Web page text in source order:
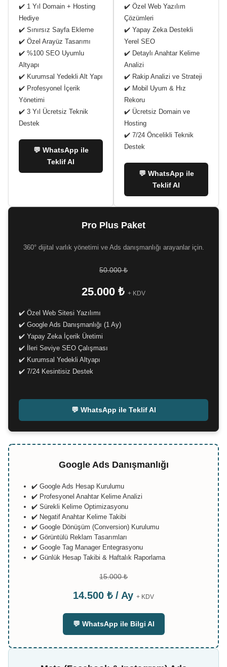
✔️ 1 Yıl Domain + Hosting
Hediye
✔️ Sınırsız Sayfa Ekleme
✔️ Özel Arayüz Tasarımı
✔️ %100 SEO Uyumlu
Altyapı
✔️ Kurumsal Yedekli Alt Yapı
✔️ Profesyonel İçerik
Yönetimi
✔️ 3 Yıl Ücretsiz Teknik
Destek
💬 WhatsApp ile
Teklif Al
✔️ Özel Web Yazılım
Çözümleri
✔️ Yapay Zeka Destekli
Yerel SEO
✔️ Detaylı Anahtar Kelime
Analizi
✔️ Rakip Analizi ve Strateji
✔️ Mobil Uyum & Hız
Rekoru
✔️ Ücretsiz Domain ve
Hosting
✔️ 7/24 Öncelikli Teknik
Destek
💬 WhatsApp ile
Teklif Al
Pro Plus Paket
360° dijital varlık yönetimi ve Ads danışmanlığı arayanlar için.
50.000 ₺
25.000 ₺ + KDV
✔️ Özel Web Sitesi Yazılımı
✔️ Google Ads Danışmanlığı (1 Ay)
✔️ Yapay Zeka İçerik Üretimi
✔️ İleri Seviye SEO Çalışması
✔️ Kurumsal Yedekli Altyapı
✔️ 7/24 Kesintisiz Destek
💬 WhatsApp ile Teklif Al
Google Ads Danışmanlığı
✔️ Google Ads Hesap Kurulumu
✔️ Profesyonel Anahtar Kelime Analizi
✔️ Sürekli Kelime Optimizasyonu
✔️ Negatif Anahtar Kelime Takibi
✔️ Google Dönüşüm (Conversion) Kurulumu
✔️ Görüntülü Reklam Tasarımları
✔️ Google Tag Manager Entegrasyonu
✔️ Günlük Hesap Takibi & Haftalık Raporlama
15.000 ₺
14.500 ₺ / Ay + KDV
💬 WhatsApp ile Bilgi Al